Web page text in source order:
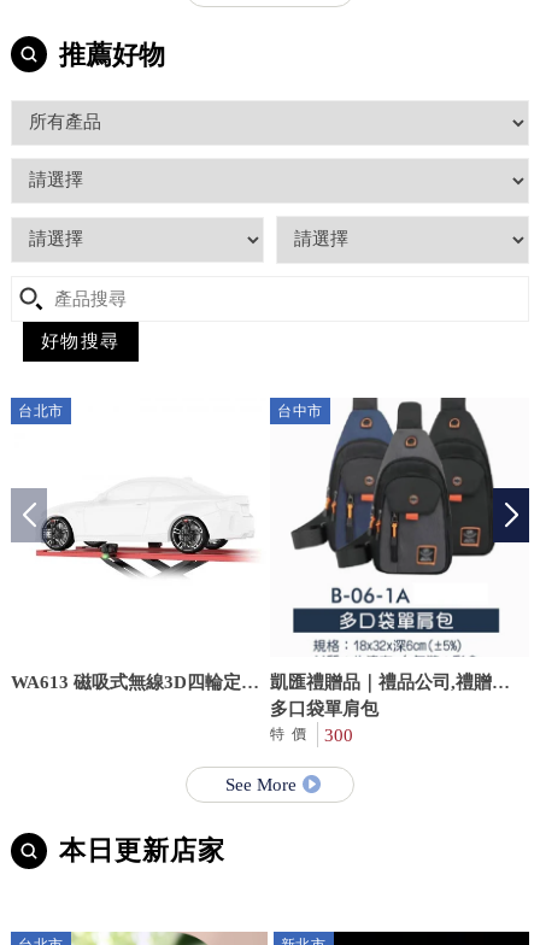
推薦好物
台北市
WA613 磁吸式無線3D四輪定位
台中市
凱匯禮贈品｜禮品公司,禮贈品
公司,台中禮品公司,豐原廟會背
心訂製
多口袋單肩包
特價 300
See More
本日更新店家